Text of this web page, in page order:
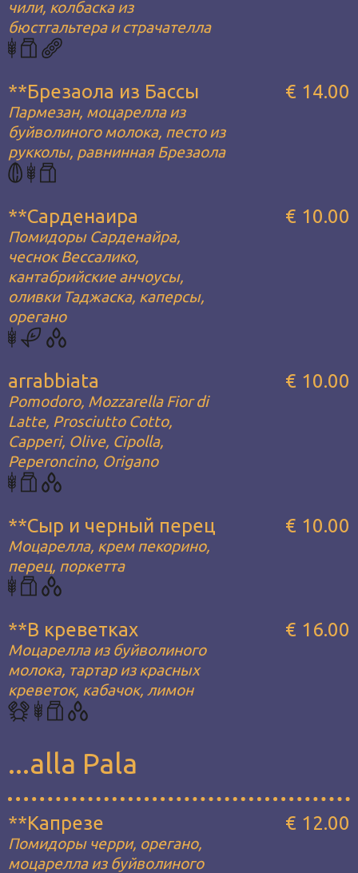
чили, колбаска из
бюстгальтера и страчателла
**Брезаола из Бассы
Пармезан, моцарелла из
буйволиного молока, песто из
рукколы, равнинная Брезаола
€ 14.00
**Сарденаира
Помидоры Сарденайра,
чеснок Вессалико,
кантабрийские анчоусы,
оливки Таджаска, каперсы,
орегано
€ 10.00
arrabbiata
Pomodoro, Mozzarella Fior di
Latte, Prosciutto Cotto,
Capperi, Olive, Cipolla,
Peperoncino, Origano
€ 10.00
**Сыр и черный перец
Моцарелла, крем пекорино,
перец, поркетта
€ 10.00
**В креветках
Моцарелла из буйволиного
молока, тартар из красных
креветок, кабачок, лимон
€ 16.00
...alla Pala
**Капрезе
Помидоры черри, орегано,
моцарелла из буйволиного
€ 12.00